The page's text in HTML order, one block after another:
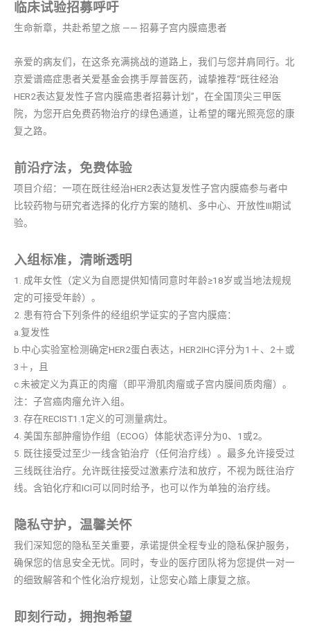
临床试验招募呼吁
生命新章，共赴希望之旅 —— 招募子宫内膜癌患者
亲爱的病友们，在这条充满挑战的道路上，我们与您并肩同行。北
京爱谱癌症患者关爱基金会携手厚普医药，诚挚推荐“既往经治
HER2表达复发性子宫内膜癌患者招募计划”，在全国顶尖三甲医
院，为您开启免费药物治疗的绿色通道，让希望的曙光照亮您的康
复之路。
前沿疗法，免费体验
项目介绍：一项在既往经治HER2表达复发性子宫内膜癌参与者中
比较药物与研究者选择的化疗方案的随机、多中心、开放性III期试
验。
入组标准，清晰透明
1. 成年女性（定义为自愿提供知情同意时年龄≥18岁或当地法规规
定的可接受年龄）。
2. 患有符合下列条件的经组织学证实的子宫内膜癌：
a.复发性
b.中心实验室检测确定HER2蛋白表达，HER2IHC评分为1＋、2＋或
3＋，且
c.未被定义为真正的肉瘤（即平滑肌肉瘤或子宫内膜间质肉瘤）。
注：子宫癌肉瘤允许入组。
3. 存在RECIST1.1定义的可测量病灶。
4. 美国东部肿瘤协作组（ECOG）体能状态评分为0、1或2。
5. 既往接受过至少一线含铂治疗（任何治疗线）。最多允许接受过
三线既往治疗。允许既往接受过激素疗法和放疗，不视为既往治疗
线。含铂化疗和ICI可以同时给予，也可以作为单独的治疗线。
隐私守护，温馨关怀
我们深知您的隐私至关重要，承诺提供全程专业的隐私保护服务，
确保您的信息安全无忧。同时，专业的医疗团队将为您提供一对一
的细致解答和个性化治疗规划，让您安心踏上康复之旅。
即刻行动，拥抱希望